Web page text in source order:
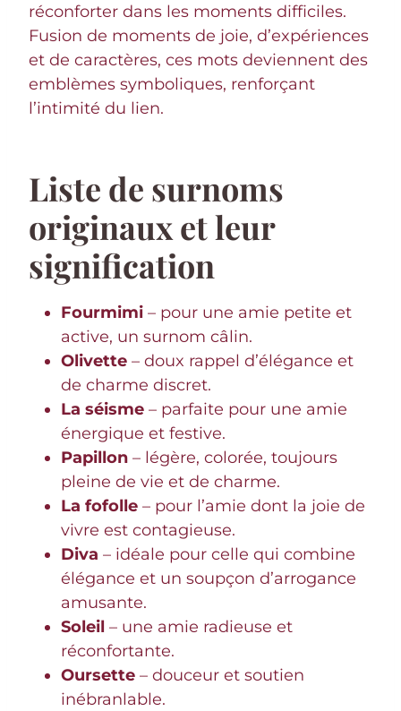
réconforter dans les moments difficiles.
Fusion de moments de joie, d’expériences
et de caractères, ces mots deviennent des
emblèmes symboliques, renforçant
l’intimité du lien.
Liste de surnoms
originaux et leur
signification
Fourmimi – pour une amie petite et
active, un surnom câlin.
Olivette – doux rappel d’élégance et
de charme discret.
La séisme – parfaite pour une amie
énergique et festive.
Papillon – légère, colorée, toujours
pleine de vie et de charme.
La fofolle – pour l’amie dont la joie de
vivre est contagieuse.
Diva – idéale pour celle qui combine
élégance et un soupçon d’arrogance
amusante.
Soleil – une amie radieuse et
réconfortante.
Oursette – douceur et soutien
inébranlable.